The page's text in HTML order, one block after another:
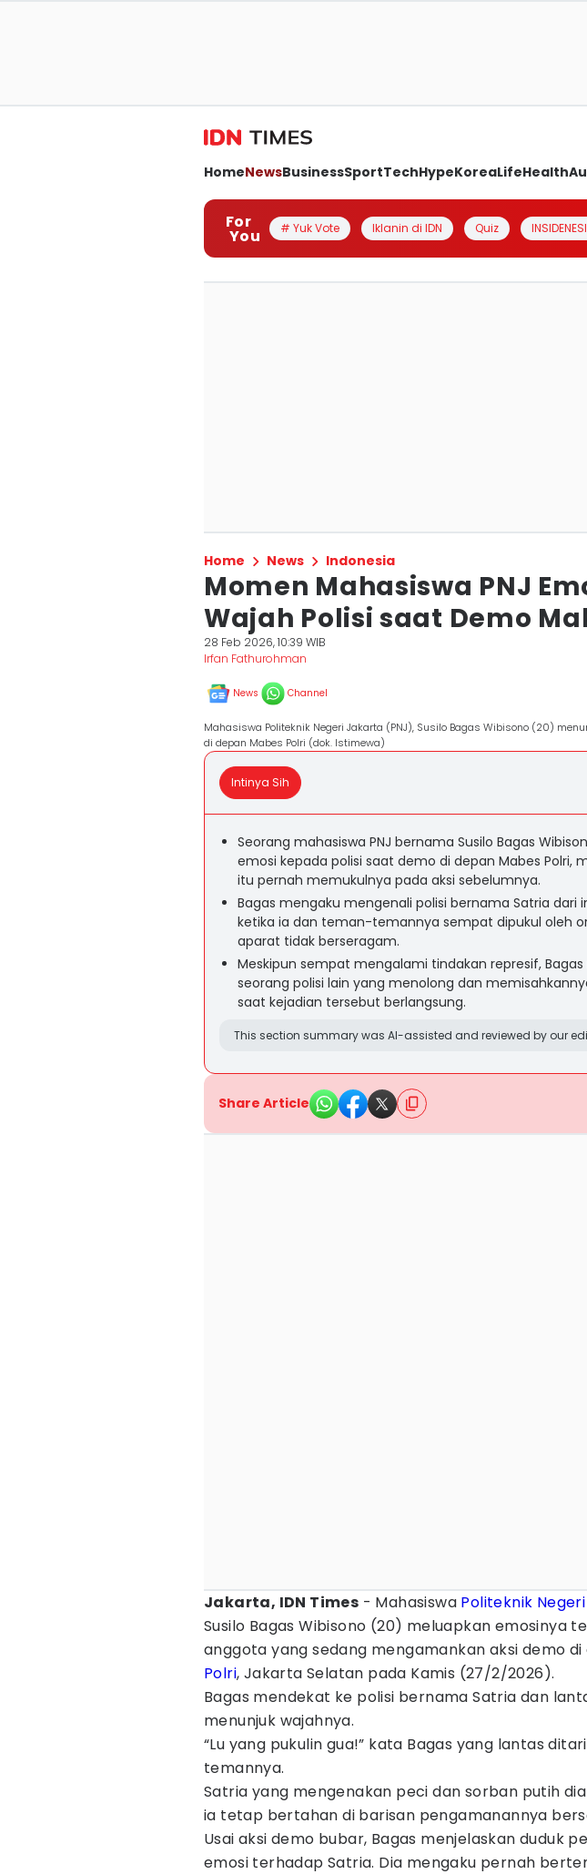
HomeNewsBusinessSportTechHypeKoreaLifeHealth
For
You # Yuk Vote Iklanin di IDN Quiz
Home News Indonesia
Momen Mahasiswa PNJ
Wajah Polisi saat Demo
28 Feb 2026, 10:39 WIB
Irfan Fathurohman
News Channel
Mahasiswa Politeknik Negeri Jakarta (PNJ), Susilo Bagas Wibisono (20)
di depan Mabes Polri (dok. Istimewa)
Intinya Sih
Seorang mahasiswa PNJ bernama Susilo Bagas
emosi kepada polisi saat demo di depan Mabes Polri,
itu pernah memukulnya pada aksi sebelumnya.
Bagas mengaku mengenali polisi bernama Satria dari
ketika ia dan teman-temannya sempat dipukul oleh
aparat tidak berseragam.
Meskipun sempat mengalami tindakan represif,
seorang polisi lain yang menolong dan
saat kejadian tersebut berlangsung.
This section summary was AI-assisted and reviewed by our
Share Article
Jakarta, IDN Times - Mahasiswa Politeknik
Susilo Bagas Wibisono (20) meluapkan emosinya
anggota yang sedang mengamankan aksi demo
Polri, Jakarta Selatan pada Kamis (27/2/2026).
Bagas mendekat ke polisi bernama Satria dan
menunjuk wajahnya.
“Lu yang pukulin gua!” kata Bagas yang lantas
temannya.
Satria yang mengenakan peci dan sorban putih
ia tetap bertahan di barisan pengamanannya
Usai aksi demo bubar, Bagas menjelaskan duduk
emosi terhadap Satria. Dia mengaku pernah